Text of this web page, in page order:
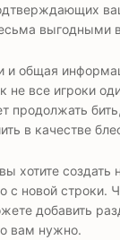
выгодными
и общая
не все игроки
продолжать
в качестве
хотите
с новой строки.
добавить
вам нужно.